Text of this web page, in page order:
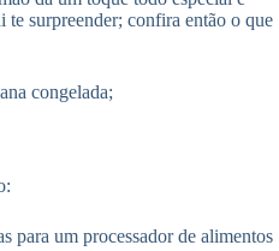
te surpreender; confira então o que
congelada;
para um processador de alimentos